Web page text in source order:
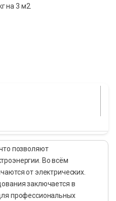
на 3 м2.
позволяют
Во всём
от электрических.
заключается в
профессиональных